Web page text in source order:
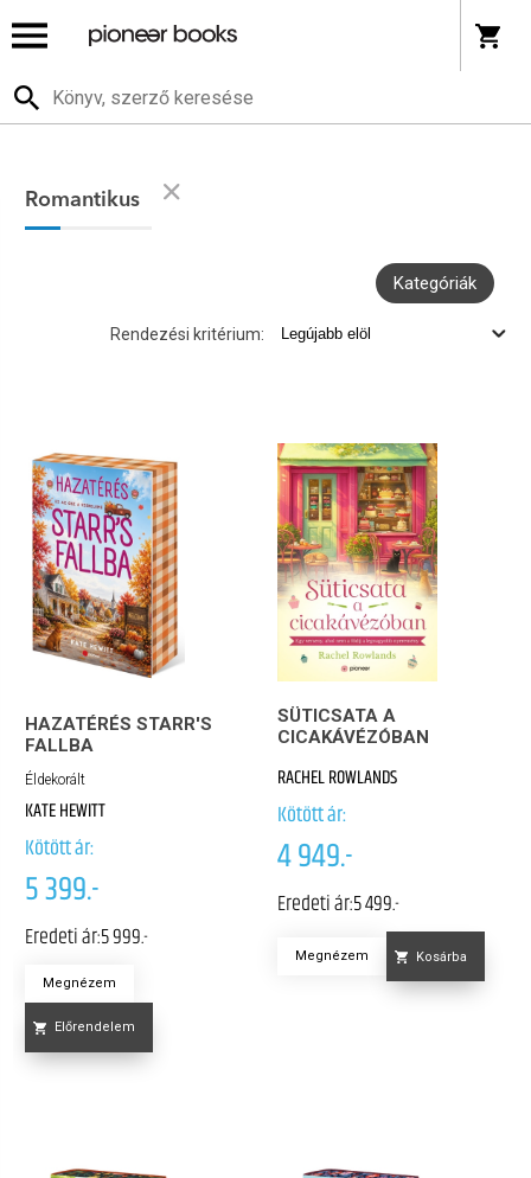
Romantikus
Kategóriák
Rendezési kritérium:
HAZATÉRÉS STARR'S
FALLBA
Éldekorált
KATE HEWITT
Kötött ár:
5 399.-
Eredeti ár:5 999.-
Megnézem
Előrendelem
SÜTICSATA A
CICAKÁVÉZÓBAN
RACHEL ROWLANDS
Kötött ár:
4 949.-
Eredeti ár:5 499.-
Megnézem Kosárba